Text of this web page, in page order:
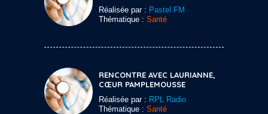
Réalisée par : Pastel FM
Thématique : Santé
RENCONTRE AVEC LAURIANNE,
CŒUR PAMPLEMOUSSE
Réalisée par : RPL Radio
Thématique : Santé